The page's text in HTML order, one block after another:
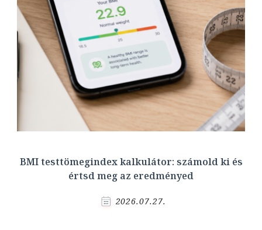
BMI testtömegindex kalkulátor: számold ki és
értsd meg az eredményed
2026.07.27.